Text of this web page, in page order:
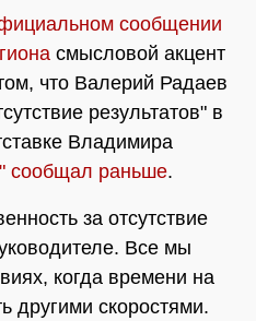
сообщении
смысловой акцент
что Валерий Радаев
результатов" в
Владимира
сообщал раньше.
за отсутствие
Все мы
когда времени на
другими скоростями.